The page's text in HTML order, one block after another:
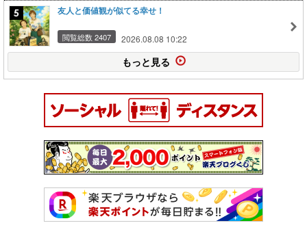
友人と価値観が似てる幸せ！
閲覧総数 2407 2026.08.08 10:22
もっと見る